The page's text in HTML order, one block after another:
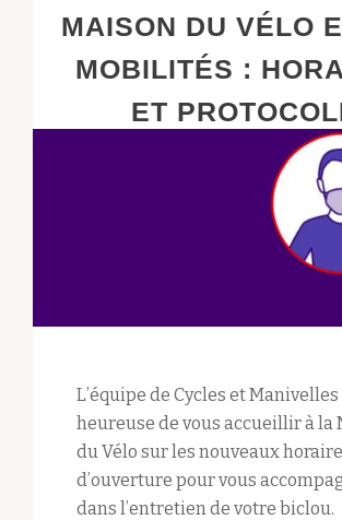
MAISON DU VÉLO
MOBILITÉS :
ET
L’équipe de Cycles et
heureuse de vous accueillir à la
du Vélo sur les nouveaux
d’ouverture pour vous
dans l’entretien de votre biclou.